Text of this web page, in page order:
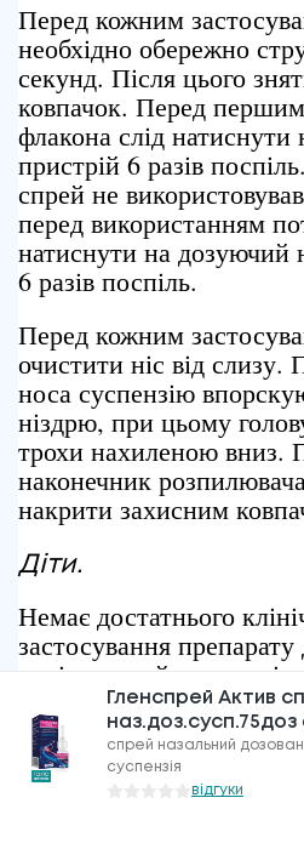
Перед кожним
необхідно обережно
секунд. Після цього
ковпачок. Перед
флакона слід
пристрій 6 разів
спрей не
перед використанням
натиснути на дозуючий
6 разів поспіль.
Перед кожним
очистити ніс від слизу.
носа суспензію
ніздрю, при цьому
трохи нахиленою вниз.
наконечник
накрити захисним
Діти.
Немає достатнього
застосування
років, тому його не слід
пацієнтам цієї вікової
ПЕРЕДОЗУВАННЯ
Гленспрей Актив
наз.доз.сусп.75доз
спрей назальний
суспензія
відгуки